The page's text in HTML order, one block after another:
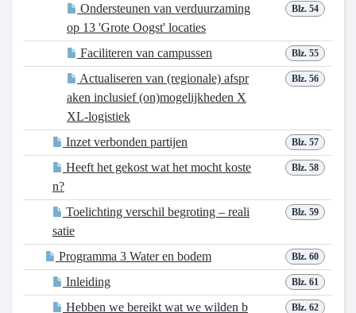
Blz. 54
Ondersteunen van verduurzaming
op 13 'Grote Oogst' locaties
Blz. 55
Faciliteren van campussen
Blz. 56
Actualiseren van (regionale) afspr
aken inclusief (on)mogelijkheden X
XL-logistiek
Blz. 57
Inzet verbonden partijen
Blz. 58
Heeft het gekost wat het mocht koste
n?
Blz. 59
Toelichting verschil begroting – reali
satie
Blz. 60
Programma 3 Water en bodem
Blz. 61
Inleiding
Blz. 62
Hebben we bereikt wat we wilden b